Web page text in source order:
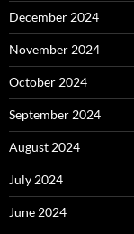
December 2024
November 2024
October 2024
September 2024
August 2024
July 2024
June 2024